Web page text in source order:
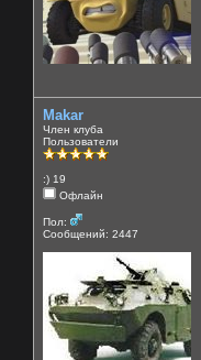
Makar
Член клуба
Пользователи
:) 19
Офлайн
Пол:
Сообщений: 2447